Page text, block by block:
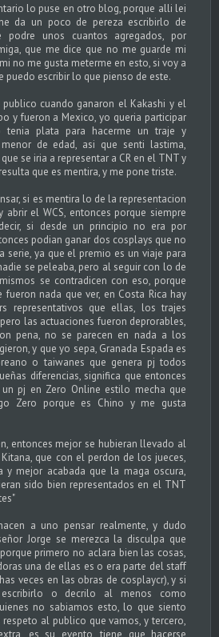
lo puse en otro blog, porque alli lei
da un poco de pereza escribirlo de
podre unos cuantos agregados, por
que me dice que no me guarde mi
no me gusta meterme en esto, si voy a
puedo escribir lo que pienso de este.
cuando ganaron el Kakashi y el
y fueron a Mexico, yo queria participar
tenia plata para hacerme un traje y
de edad, asi que senti lastima,
se iria a representar a CR en el TNT y
que es mentira, y me pone triste.
si es mentira lo de la representacion
abrir el WCS, entonces porque siempre
si desde un principio no era por
podian ganar dos cosplays que no
serie, ya que el premio es un viaje para
se peleaba, pero al seguir con lo de
se contradicen con eso, porque
fueron nada que ver, en Costa Rica hay
representativos que ellas, los trajes
las actuaciones fueron deprorables,
pena, no se parecen en nada a los
y que yo sepa, Granada Espada es
o taiwanes que genera pj todos
diferencias, significa que entonces
un pj en Zero Online estilo mecha que
Zero porque es Chino y me gusta
entonces mejor se hubieran llevado al
que con el perdon de los jueces,
y mejor acabada que la maga oscura,
sido bien representados en el TNT
a uno pensar realmente, y dudo
Jorge se merezca la disculpa que
primero no aclara bien las cosas,
una de ellas es o era parte del staff
veces en las obras de cosplaycr), y si
escribirlo o decrilo al menos como
no sabiamos esto, lo que siento
al publico que vamos, y tercero,
es su evento, tiene que hacerse